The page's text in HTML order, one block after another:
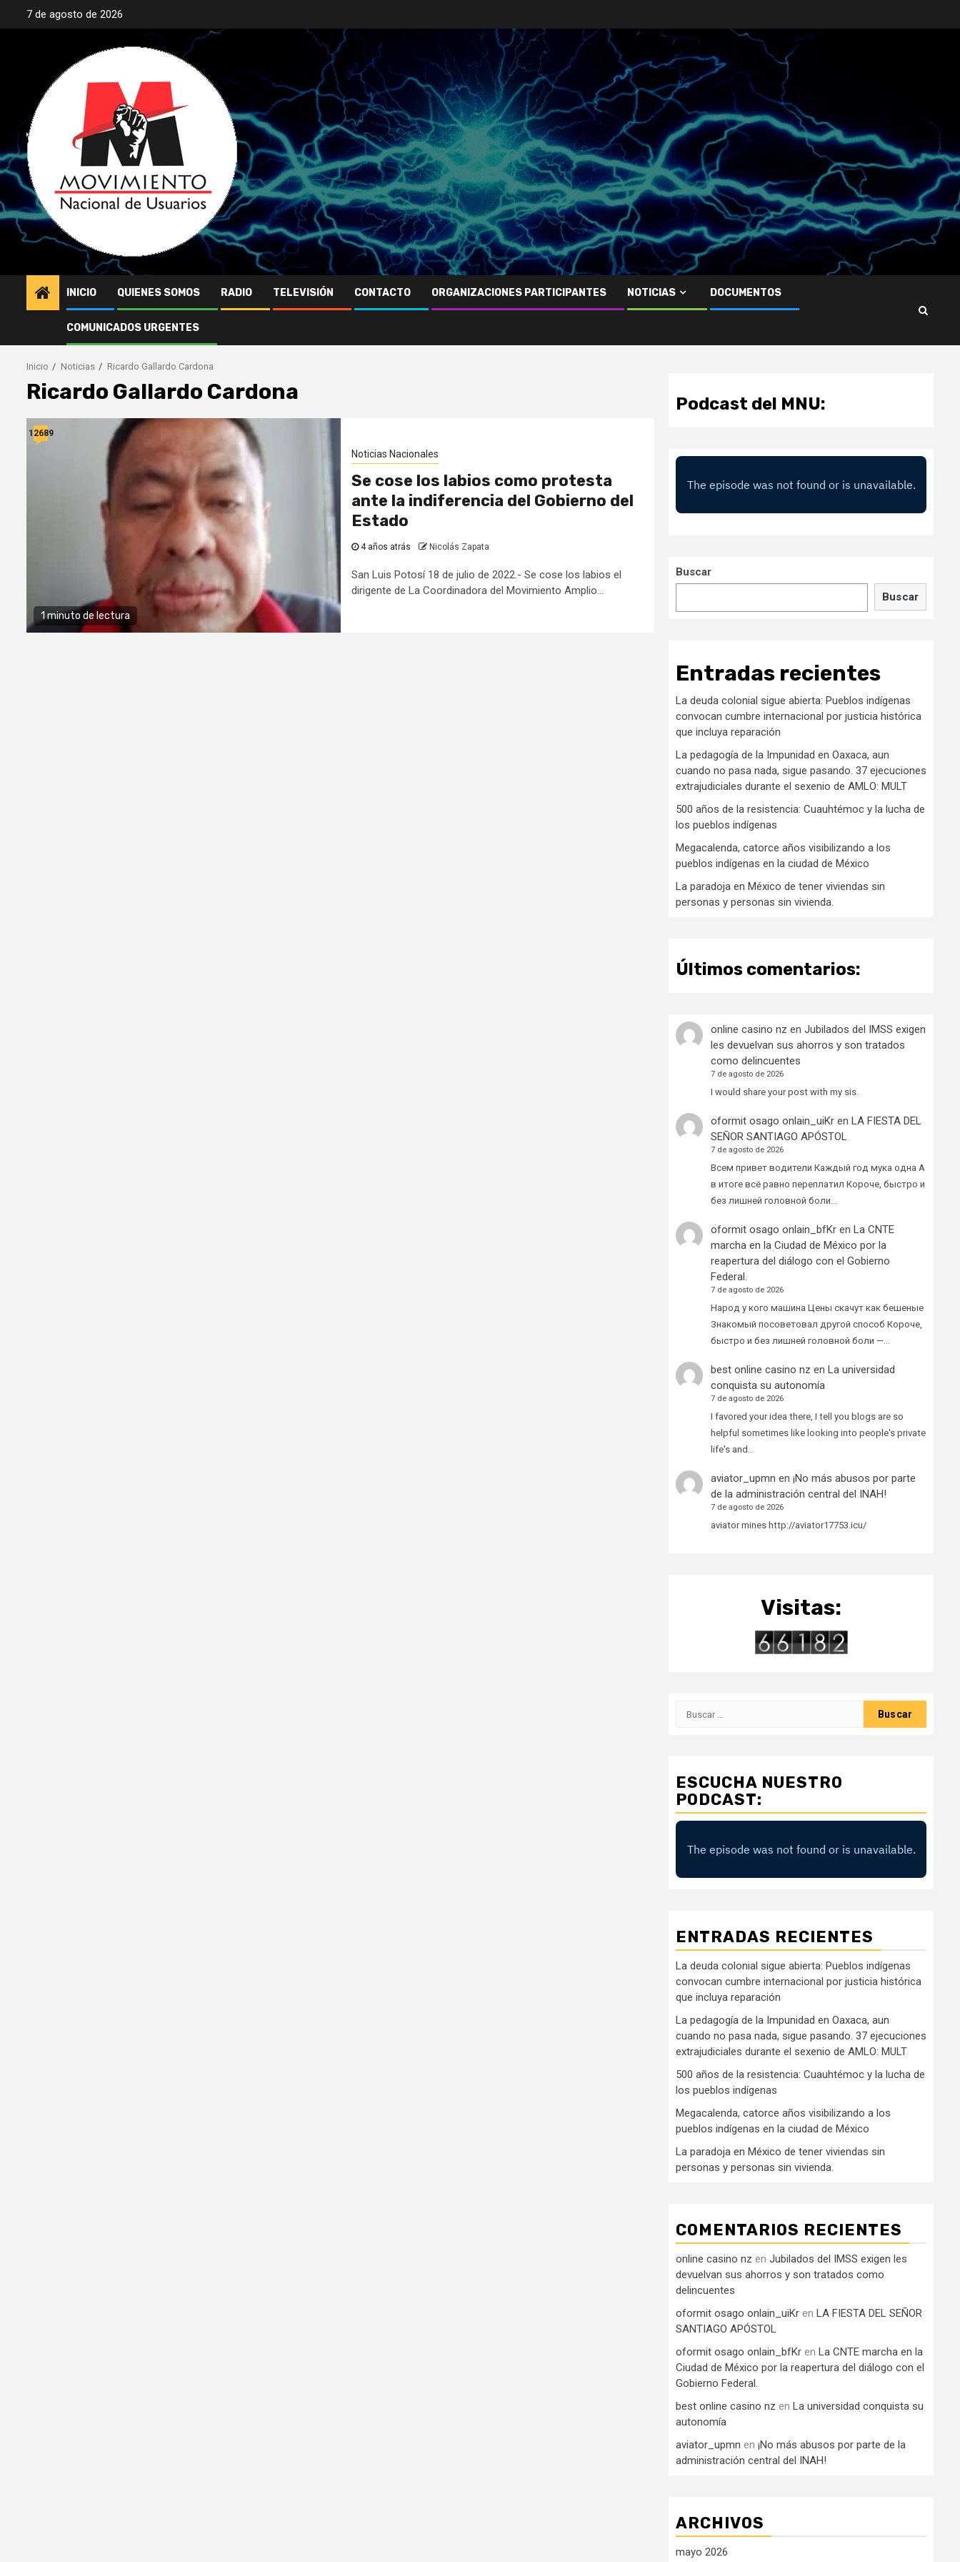
7 de agosto de 2026
INICIO QUIENES SOMOS RADIO TELEVISIÓN CONTACTO ORGANIZACIONES PARTICIPANTES NOTICIAS DOCUMENTOS
COMUNICADOS URGENTES
Inicio Noticias Ricardo Gallardo Cardona
Ricardo Gallardo Cardona
1 minuto de lectura
12689
Noticias Nacionales
Se cose los labios como protesta
ante la indiferencia del Gobierno del
Estado
4 años atrás Nicolás Zapata
San Luis Potosí 18 de julio de 2022.- Se cose los labios el
dirigente de La Coordinadora del Movimiento Amplio...
Podcast del MNU:
Buscar
Buscar
Entradas recientes
La deuda colonial sigue abierta: Pueblos indígenas
convocan cumbre internacional por justicia histórica
que incluya reparación
La pedagogía de la Impunidad en Oaxaca, aun
cuando no pasa nada, sigue pasando. 37 ejecuciones
extrajudiciales durante el sexenio de AMLO: MULT
500 años de la resistencia: Cuauhtémoc y la lucha de
los pueblos indígenas
Megacalenda, catorce años visibilizando a los
pueblos indígenas en la ciudad de México
La paradoja en México de tener viviendas sin
personas y personas sin vivienda.
Últimos comentarios:
online casino nz en Jubilados del IMSS exigen
les devuelvan sus ahorros y son tratados
como delincuentes
7 de agosto de 2026
I would share your post with my sis.
oformit osago onlain_uiKren LA FIESTA DEL
SEÑOR SANTIAGO APÓSTOL
7 de agosto de 2026
Всем привет водители Каждый год мука одна А
в итоге всё равно переплатил Короче, быстро и
без лишней головной боли…
oformit osago onlain_bfKren La CNTE
marcha en la Ciudad de México por la
reapertura del diálogo con el Gobierno
Federal.
7 de agosto de 2026
Народ у кого машина Цены скачут как бешеные
Знакомый посоветовал другой способ Короче,
быстро и без лишней головной боли —…
best online casino nz en La universidad
conquista su autonomía
7 de agosto de 2026
I favored your idea there, I tell you blogs are so
helpful sometimes like looking into people's private
life's and…
aviator_upmn en ¡No más abusos por parte
de la administración central del INAH!
7 de agosto de 2026
aviator mines http://aviator17753.icu/
Visitas:
ESCUCHA NUESTRO
PODCAST:
ENTRADAS RECIENTES
La deuda colonial sigue abierta: Pueblos indígenas
convocan cumbre internacional por justicia histórica
que incluya reparación
La pedagogía de la Impunidad en Oaxaca, aun
cuando no pasa nada, sigue pasando. 37 ejecuciones
extrajudiciales durante el sexenio de AMLO: MULT
500 años de la resistencia: Cuauhtémoc y la lucha de
los pueblos indígenas
Megacalenda, catorce años visibilizando a los
pueblos indígenas en la ciudad de México
La paradoja en México de tener viviendas sin
personas y personas sin vivienda.
COMENTARIOS RECIENTES
online casino nz en Jubilados del IMSS exigen les
devuelvan sus ahorros y son tratados como
delincuentes
oformit osago onlain_uiKr en LA FIESTA DEL SEÑOR
SANTIAGO APÓSTOL
oformit osago onlain_bfKr en La CNTE marcha en la
Ciudad de México por la reapertura del diálogo con el
Gobierno Federal.
best online casino nz en La universidad conquista su
autonomía
aviator_upmn en ¡No más abusos por parte de la
administración central del INAH!
ARCHIVOS
mayo 2026